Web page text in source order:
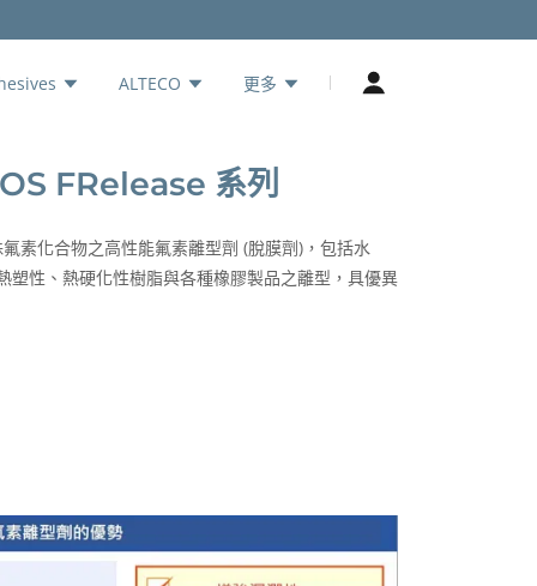
ALTECO 更多
FRelease 系列
素化合物之高性能氟素離型劑 (脫膜劑)，包括水
塑性、熱硬化性樹脂與各種橡膠製品之離型，具優異